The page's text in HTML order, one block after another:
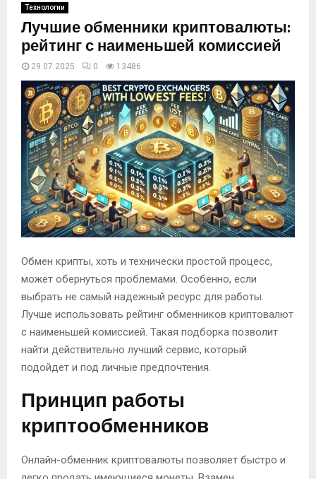
Технологии
Лучшие обменники криптовалюты:
рейтинг с наименьшей комиссией
29.07.2025 0 13486
Обмен крипты, хоть и технически простой процесс,
может обернуться проблемами. Особенно, если
выбрать не самый надежный ресурс для работы.
Лучше использовать рейтинг обменников криптовалют
с наименьшей комиссией. Такая подборка позволит
найти действительно лучший сервис, который
подойдет и под личные предпочтения.
Принцип работы
криптообменников
Онлайн-обменник криптовалюты позволяет быстро и